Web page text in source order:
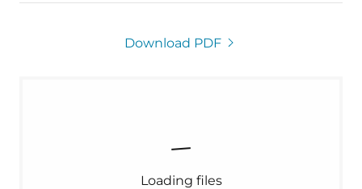
Download PDF
Loading files